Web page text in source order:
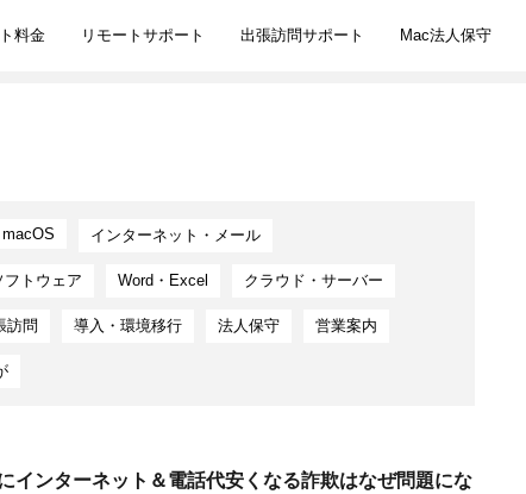
料金 リモートサポート 出張訪問サポート Mac法人保守
macOS インターネット・メール
フトウェア Word・Excel クラウド・サーバー
訪問 導入・環境移行 法人保守 営業案内
インターネット＆電話代安くなる詐欺はなぜ問題にな